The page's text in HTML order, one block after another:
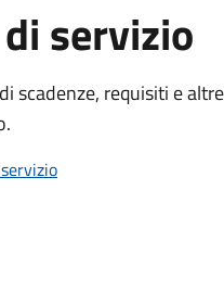
servizio
scadenze, requisiti e